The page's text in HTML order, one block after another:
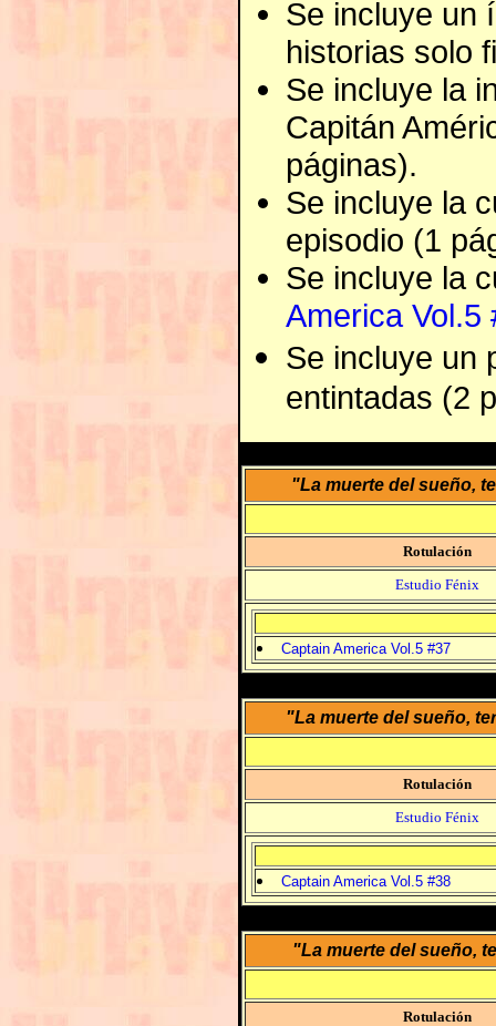
Se incluye un
historias solo
Se incluye la
Capitán
páginas).
Se incluye la
episodio (1
Se incluye la
America Vol.5
Se incluye un
entintadas (2
"La muerte del sueño,
Rotulación
Estudio Fénix
Captain America Vol.5 #37
"La muerte del sueño,
Rotulación
Estudio Fénix
Captain America Vol.5 #38
"La muerte del sueño,
Rotulación